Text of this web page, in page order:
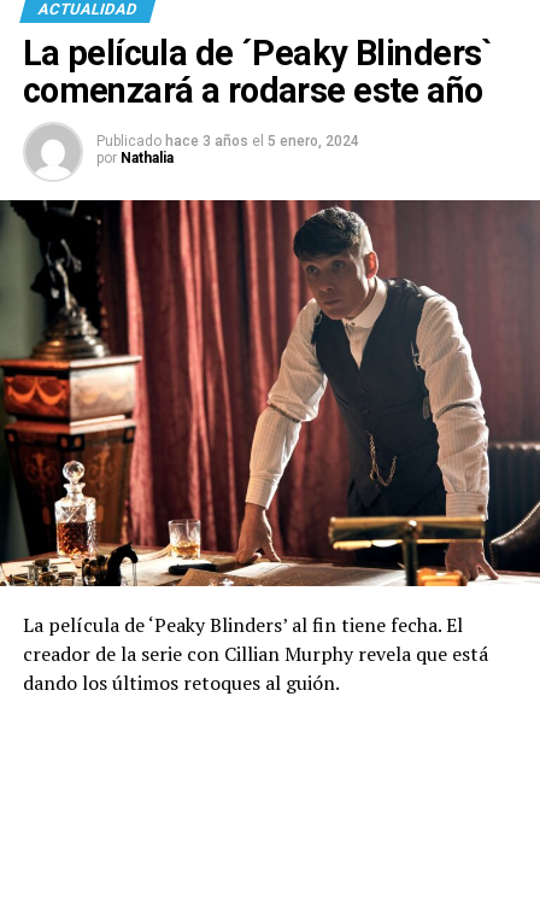
ACTUALIDAD
La película de ´Peaky Blinders`
comenzará a rodarse este año
Publicado hace 3 años el 5 enero, 2024
por Nathalia
La película de ‘Peaky Blinders’ al fin tiene fecha. El
creador de la serie con Cillian Murphy revela que está
dando los últimos retoques al guión.